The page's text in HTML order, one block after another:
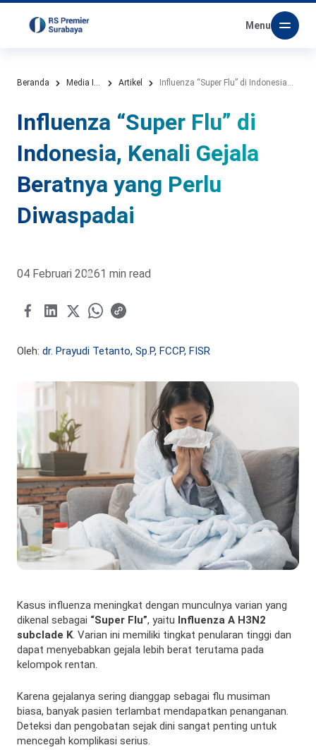
Menu
Beranda Media Informasi Artikel Influenza “Super Flu” di Indonesia, Kenali Gejala Beratnya yang Perlu Diwaspadai
Influenza “Super Flu” di
Indonesia, Kenali Gejala
Beratnya yang Perlu
Diwaspadai
04 Februari 20261 min read
Oleh: dr. Prayudi Tetanto, Sp.P, FCCP, FISR
Kasus influenza meningkat dengan munculnya varian yang
dikenal sebagai “Super Flu”, yaitu Influenza A H3N2
subclade K. Varian ini memiliki tingkat penularan tinggi dan
dapat menyebabkan gejala lebih berat terutama pada
kelompok rentan.
Karena gejalanya sering dianggap sebagai flu musiman
biasa, banyak pasien terlambat mendapatkan penanganan.
Deteksi dan pengobatan sejak dini sangat penting untuk
mencegah komplikasi serius.